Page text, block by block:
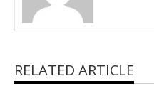
RELATED ARTICLE